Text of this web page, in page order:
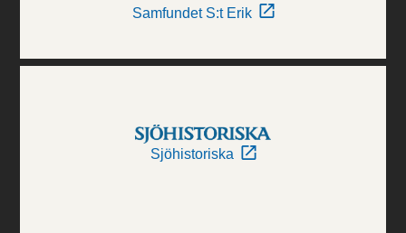
Samfundet S:t Erik
Sjöhistoriska